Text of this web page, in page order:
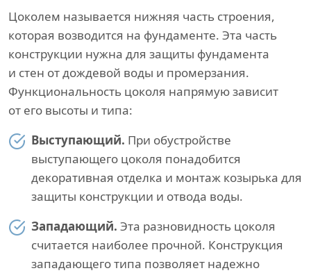
Цоколем называется нижняя часть строения,
которая возводится на фундаменте. Эта часть
конструкции нужна для защиты фундамента
и стен от дождевой воды и промерзания.
Функциональность цоколя напрямую зависит
от его высоты и типа:
Выступающий. При обустройстве
выступающего цоколя понадобится
декоративная отделка и монтаж козырька для
защиты конструкции и отвода воды.
Западающий. Эта разновидность цоколя
считается наиболее прочной. Конструкция
западающего типа позволяет надежно